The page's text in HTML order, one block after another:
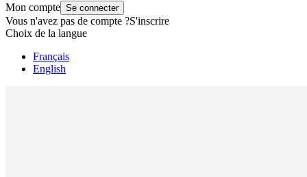
Mon compte Se connecter
Vous n'avez pas de compte ?S'inscrire
Choix de la langue
Français
English